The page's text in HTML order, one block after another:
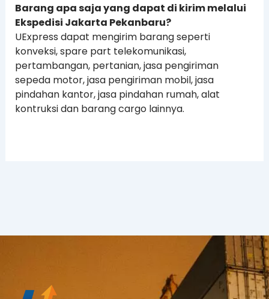
Barang apa saja yang dapat di kirim melalui
Ekspedisi Jakarta Pekanbaru?
UExpress dapat mengirim barang seperti
konveksi, spare part telekomunikasi,
pertambangan, pertanian, jasa pengiriman
sepeda motor, jasa pengiriman mobil, jasa
pindahan kantor, jasa pindahan rumah, alat
kontruksi dan barang cargo lainnya.